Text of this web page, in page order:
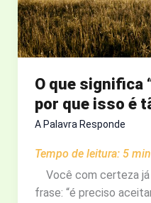
DIZ?
O que significa
por que isso é
A Palavra Responde
Tempo de leitura: 5
Você com certeza
frase: “é preciso